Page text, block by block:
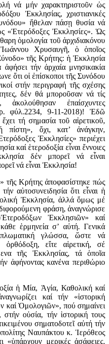
νά μήν χαρακτηριστοῦν ὡς
Ἐκκλησίας, χριστιανικές
ἤθελαν πάσῃ θυσία νά
«Ἑτερόδοξες Ἐκκλησίες». Ὡς
ὁμολογία τοῦ ἀρχιδιακόνου
Χρυσαυγῆ, ὁ ὁποῖος
τῆς Κρήτης: ἡ Ἐκκλησία
τήν ἀρχαία μνησικακία
ὅτι οἱ ἐπίσκοποι τῆς Συνόδου
στήν περιγραφή τῆς σχέσης
δέν θά μποροῦσαν νά τίς
ἀκολούθησαν ἐπαίσχυντες
φύλ.2234, 9-11-2018)! Ἐδῶ
τή σημασία τοῦ αἱρετικοῦ,
πίστη», ὄχι, κατ’ ἀνάγκην,
Ἐκκλησίες» περιέχει
καί ἑτεροδοξία εἶναι ἔννοιες
δέν μπορεῖ νά εἶναι
νά εἶναι Ἐκκλησία!
τῆς Κρήτης ἀποφασίστηκε πώς
αὐτοσυνειδησία ὅτι εἶναι ἡ
Ἐκκλησία, ἀλλά ὅμως μέ
φράση, ἀναγνώρισε
Ἐκκλησιῶν» καί
ἑρμηνεία σ’ αὐτή. Γενικά
γλώσσα, ὥστε νά
ὀρθόδοξη, εἴτε αἱρετική, σέ
τῆς Ἐκκλησίας, τά ὁποῖα
ἀφήνοντας κανένα περιθώριο
ἡ Μία, Ἁγία, Καθολική καί
καί τήν «ἱστορική
Ὁμολογιῶν», πού σημαίνει
στήν οὐσία, τήν ἱστορική τους
σηματοδοτεῖ αὐτή τήν
Ναυπάκτου κ. Ἱερόθεος
«ὑπάρχουν με­ρι­κές ἀ­σά­φει­ες,